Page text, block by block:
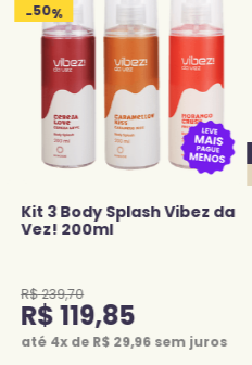
-50%
Kit 3 Body Splash Vibez da
Vez! 200ml
R$239,70
R$119,85
até 4x de R$ 29,96 sem juros